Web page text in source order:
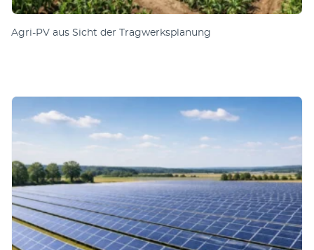
Agri-PV aus Sicht der Tragwerksplanung